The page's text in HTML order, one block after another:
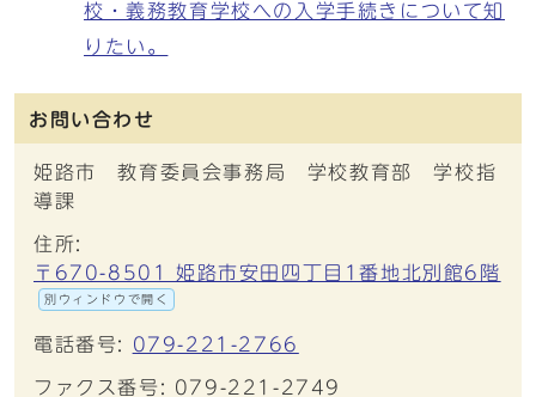
校・義務教育学校への入学手続きについて知
りたい。
お問い合わせ
姫路市 教育委員会事務局 学校教育部 学校指
導課
住所:
〒670-8501 姫路市安田四丁目1番地北別館6階
別ウィンドウで開く
電話番号: 079-221-2766
ファクス番号: 079-221-2749